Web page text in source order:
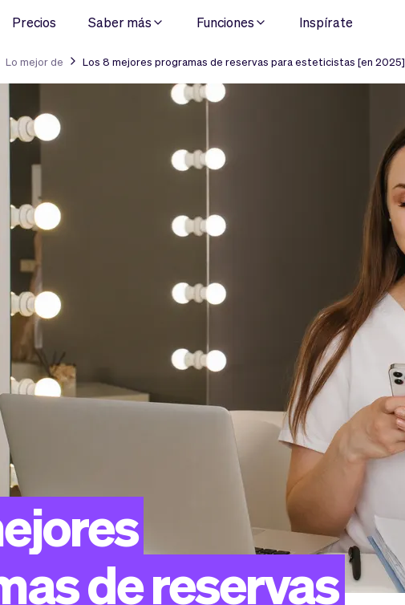
Precios Saber más Funciones Inspírate
Lo mejor de Los 8 mejores programas de reservas para esteticistas [en 2025]
dereservas